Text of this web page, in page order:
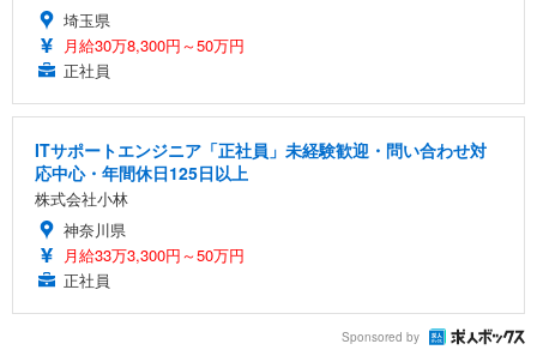
埼玉県
月給30万8,300円～50万円
正社員
ITサポートエンジニア「正社員」未経験歓迎・問い合わせ対
応中心・年間休日125日以上
株式会社小林
神奈川県
月給33万3,300円～50万円
正社員
Sponsored by